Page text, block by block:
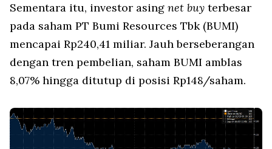
Sementara itu, investor asing net buy terbesar
pada saham PT Bumi Resources Tbk (BUMI)
mencapai Rp240,41 miliar. Jauh berseberangan
dengan tren pembelian, saham BUMI amblas
8,07% hingga ditutup di posisi Rp148/saham.